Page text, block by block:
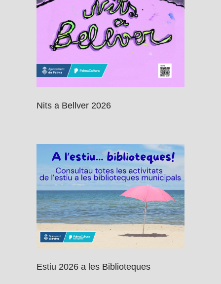
Nits a Bellver 2026
Estiu 2026 a les Biblioteques